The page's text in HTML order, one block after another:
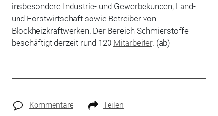
insbesondere Industrie- und Gewerbekunden, Land-
und Forstwirtschaft sowie Betreiber von
Blockheizkraftwerken. Der Bereich Schmierstoffe
beschäftigt derzeit rund 120 Mitarbeiter. (ab)
Kommentare Teilen